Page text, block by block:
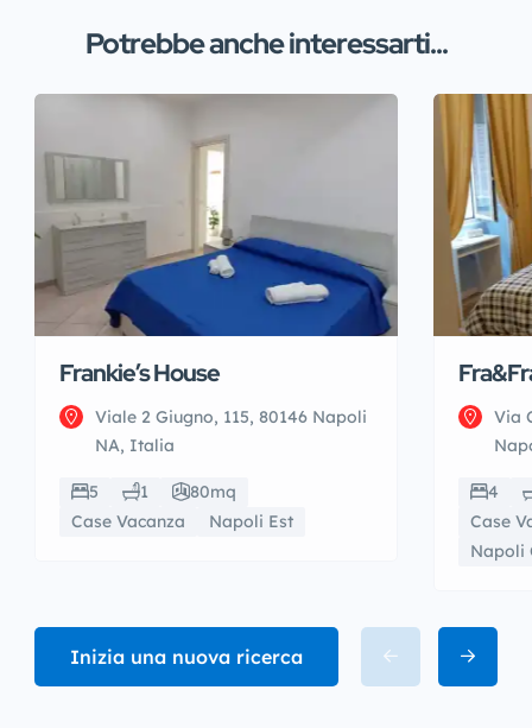
Potrebbe anche interessarti...
Frankie’s House
Viale 2 Giugno, 115, 80146 Napoli
NA, Italia
5 1
80mq
Case Vacanza
Napoli Est
Via
4
Case
Napoli
Inizia una nuova ricerca